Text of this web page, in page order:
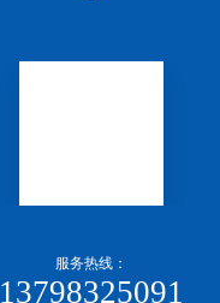
服务热线：
13798325091